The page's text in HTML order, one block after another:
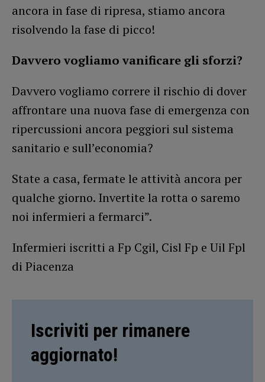
ancora in fase di ripresa, stiamo ancora
risolvendo la fase di picco!
Davvero vogliamo vanificare gli sforzi?
Davvero vogliamo correre il rischio di dover
affrontare una nuova fase di emergenza con
ripercussioni ancora peggiori sul sistema
sanitario e sull’economia?
State a casa, fermate le attività ancora per
qualche giorno. Invertite la rotta o saremo
noi infermieri a fermarci”.
Infermieri iscritti a Fp Cgil, Cisl Fp e Uil Fpl
di Piacenza
Iscriviti per rimanere
aggiornato!